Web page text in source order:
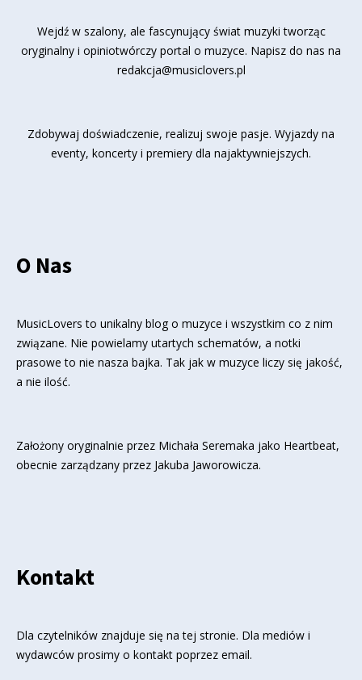
Wejdź w szalony, ale fascynujący świat muzyki tworząc
oryginalny i opiniotwórczy portal o muzyce. Napisz do nas na
redakcja@musiclovers.pl
Zdobywaj doświadczenie, realizuj swoje pasje. Wyjazdy na
eventy, koncerty i premiery dla najaktywniejszych.
O Nas
MusicLovers to unikalny blog o muzyce i wszystkim co z nim
związane. Nie powielamy utartych schematów, a notki
prasowe to nie nasza bajka. Tak jak w muzyce liczy się jakość,
a nie ilość.
Założony oryginalnie przez Michała Seremaka jako Heartbeat,
obecnie zarządzany przez Jakuba Jaworowicza.
Kontakt
Dla czytelników znajduje się na tej stronie. Dla mediów i
wydawców prosimy o kontakt poprzez email.